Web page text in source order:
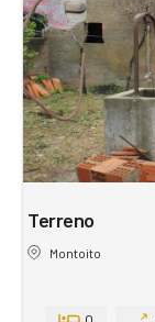
Terreno
Montoito